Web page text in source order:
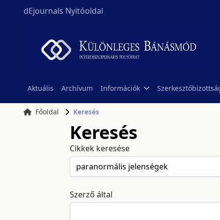
dEjournals Nyitóoldal
Aktuális Archívum Információk
Főoldal Keresés
Keresés
Cikkek keresése
Szerző által